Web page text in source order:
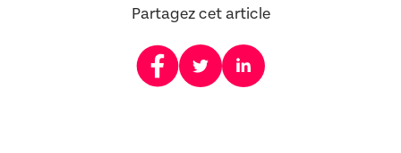
Partagez cet article